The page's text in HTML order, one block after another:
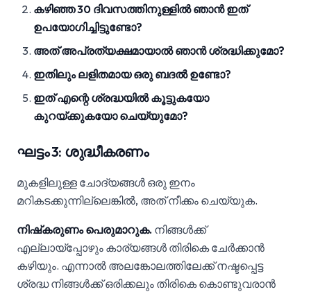
കഴിഞ്ഞ 30 ദിവസത്തിനുള്ളിൽ ഞാൻ ഇത്
ഉപയോഗിച്ചിട്ടുണ്ടോ?
അത് അപ്രത്യക്ഷമായാൽ ഞാൻ ശ്രദ്ധിക്കുമോ?
ഇതിലും ലളിതമായ ഒരു ബദൽ ഉണ്ടോ?
ഇത് എന്റെ ശ്രദ്ധയിൽ കൂട്ടുകയോ
കുറയ്ക്കുകയോ ചെയ്യുമോ?
ഘട്ടം 3: ശുദ്ധീകരണം
മുകളിലുള്ള ചോദ്യങ്ങൾ ഒരു ഇനം
മറികടക്കുന്നില്ലെങ്കിൽ, അത് നീക്കം ചെയ്യുക.
നിഷ്‌കരുണം പെരുമാറുക. നിങ്ങൾക്ക്
എല്ലായ്‌പ്പോഴും കാര്യങ്ങൾ തിരികെ ചേർക്കാൻ
കഴിയും. എന്നാൽ അലങ്കോലത്തിലേക്ക് നഷ്ടപ്പെട്ട
ശ്രദ്ധ നിങ്ങൾക്ക് ഒരിക്കലും തിരികെ കൊണ്ടുവരാൻ